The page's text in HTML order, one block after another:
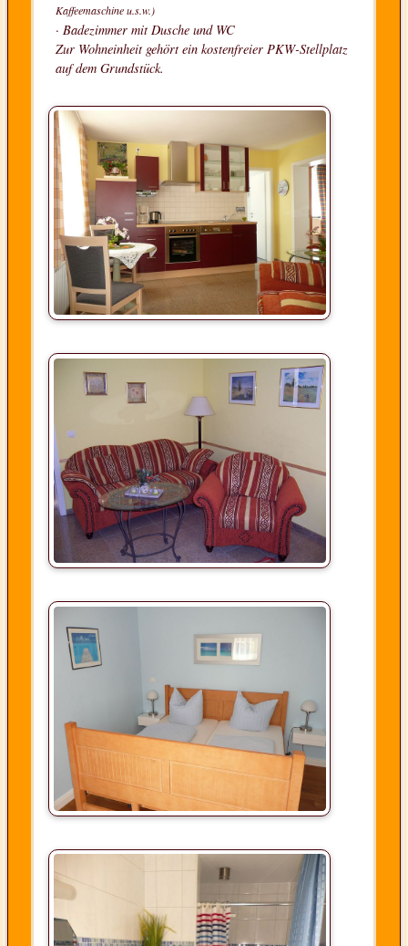
Kaffeemaschine u.s.w.)
· Badezimmer mit Dusche und WC
Zur Wohneinheit gehört ein kostenfreier PKW-Stellplatz
auf dem Grundstück.